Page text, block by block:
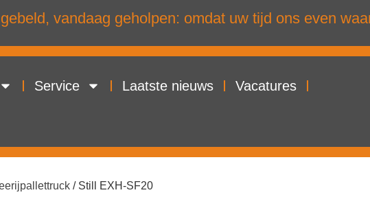
vandaag geholpen: omdat uw tijd ons even
Service Laatste nieuws Vacatures
/ Still EXH-SF20